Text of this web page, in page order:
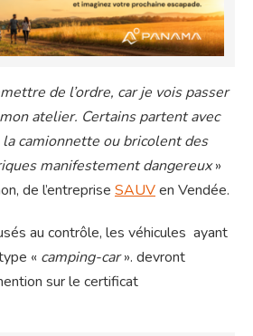
de l’ordre, car je vois passer
atelier. Certains partent avec
camionnette ou bricolent des
manifestement dangereux»
de l’entreprise SAUVen Vendée.
au contrôle, les véhicules ayant
« camping-car». devront
sur le certificat